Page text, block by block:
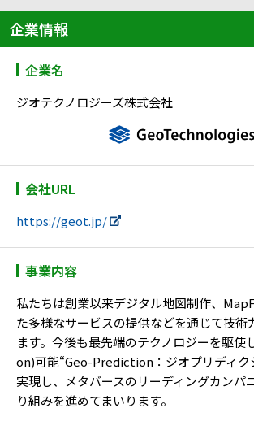
企業情報
企業名
ジオテクノロジーズ株式会社
会社URL
https://geot.jp/
事業内容
私たちは創業以来デジタル地図制作、
た多様なサービスの提供などを通じて技術
ます。今後も最先端のテクノロジーを駆
on)可能“Geo-Prediction：ジオプリディク
実現し、メタバースのリーディングカンパ
り組みを進めてまいります。